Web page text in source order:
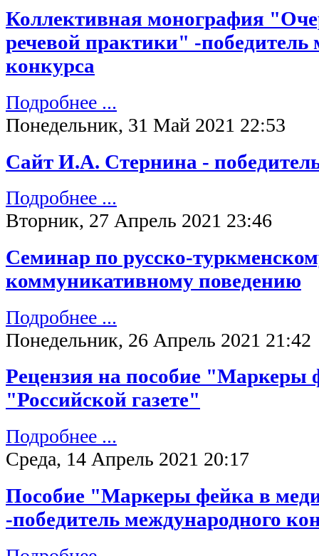
Коллективная монография
речевой практики" -победитель
конкурса
Подробнее ...
Понедельник, 31 Май 2021 22:53
Сайт И.А. Стернина -
Подробнее ...
Вторник, 27 Апрель 2021 23:46
Семинар по русско-
коммуникативному поведению
Подробнее ...
Понедельник, 26 Апрель 2021 21:42
Рецензия на пособие "Маркеры
"Российской газете"
Подробнее ...
Среда, 14 Апрель 2021 20:17
Пособие "Маркеры фейка в
-победитель международного